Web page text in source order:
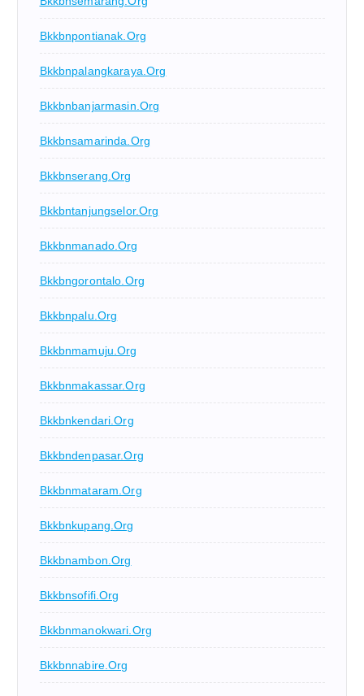
Bkkbnpontianak.org
Bkkbnpalangkaraya.org
Bkkbnbanjarmasin.org
Bkkbnsamarinda.org
Bkkbnserang.org
Bkkbntanjungselor.org
Bkkbnmanado.org
Bkkbngorontalo.org
Bkkbnpalu.org
Bkkbnmamuju.org
Bkkbnmakassar.org
Bkkbnkendari.org
Bkkbndenpasar.org
Bkkbnmataram.org
Bkkbnkupang.org
Bkkbnambon.org
Bkkbnsofifi.org
Bkkbnmanokwari.org
Bkkbnnabire.org